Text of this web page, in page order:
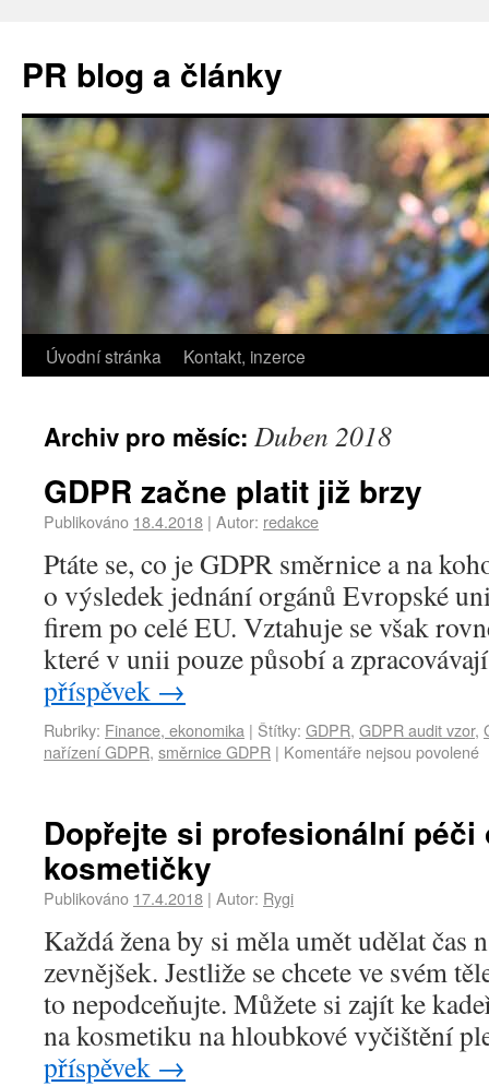
PR blog a články
Úvodní stránka Kontakt, inzerce
Archiv pro měsíc: Duben 2018
GDPR začne platit již brzy
Publikováno 18.4.2018 | Autor: redakce
Ptáte se, co je GDPR směrnice a na
o výsledek jednání orgánů Evropské
firem po celé EU. Vztahuje se však
které v unii pouze působí a
příspěvek →
Rubriky: Finance, ekonomika | Štítky: GDPR, GDPR audit vzor,
nařízení GDPR, směrnice GDPR | Komentáře nejsou povolené
Dopřejte si profesionální péči
kosmetičky
Publikováno 17.4.2018 | Autor: Rygi
Každá žena by si měla umět udělat čas
zevnějšek. Jestliže se chcete ve svém
to nepodceňujte. Můžete si zajít ke
na kosmetiku na hloubkové vyčištění
příspěvek →